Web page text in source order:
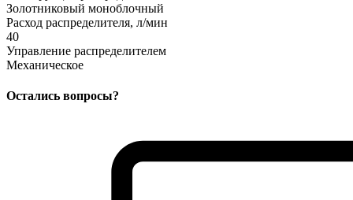
Золотниковый моноблочный
Расход распределителя, л/мин
40
Управление распределителем
Механическое
Остались вопросы?